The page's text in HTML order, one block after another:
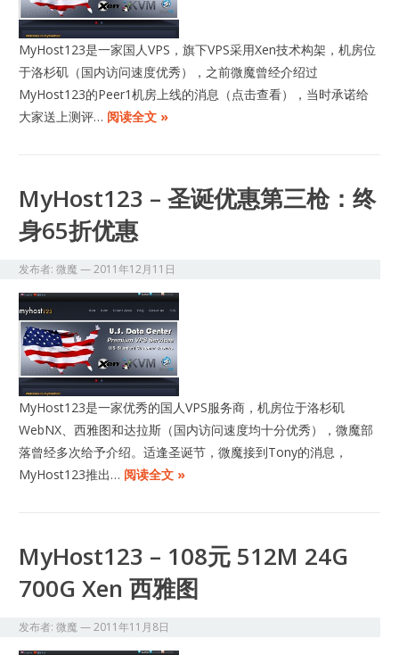
MyHost123是一家国人VPS，旗下VPS采用Xen技术构架，机房位
于洛杉矶（国内访问速度优秀），之前微魔曾经介绍过
MyHost123的Peer1机房上线的消息（点击查看），当时承诺给
大家送上测评… 阅读全文 »
MyHost123 – 圣诞优惠第三枪：终
身65折优惠
发布者:微魔 —2011年12月11日
MyHost123是一家优秀的国人VPS服务商，机房位于洛杉矶
WebNX、西雅图和达拉斯（国内访问速度均十分优秀），微魔部
落曾经多次给予介绍。适逢圣诞节，微魔接到Tony的消息，
MyHost123推出… 阅读全文 »
MyHost123 – 108元 512M 24G
700G Xen 西雅图
发布者:微魔 —2011年11月8日